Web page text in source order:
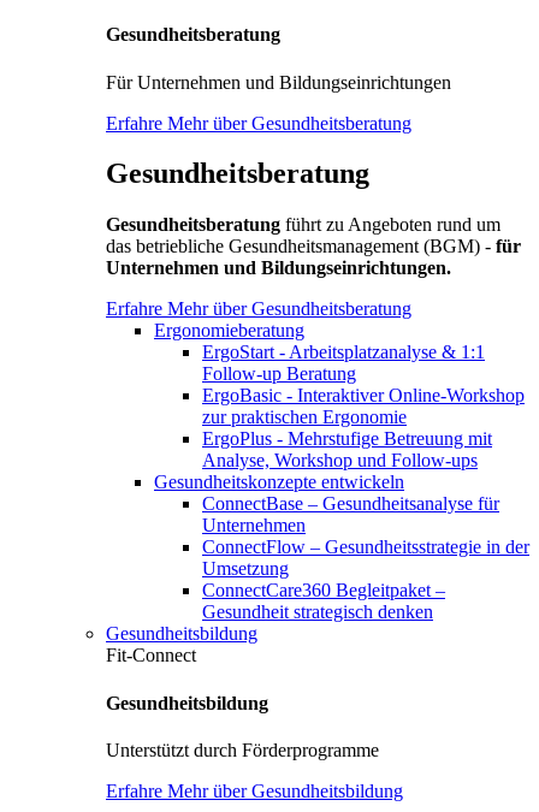
Gesundheitsberatung
Für Unternehmen und Bildungseinrichtungen
Erfahre Mehr über Gesundheitsberatung
Gesundheitsberatung
Gesundheitsberatung führt zu Angeboten rund um
das betriebliche Gesundheitsmanagement (BGM) - für
Unternehmen und Bildungseinrichtungen.
Erfahre Mehr über Gesundheitsberatung
Ergonomieberatung
ErgoStart - Arbeitsplatzanalyse & 1:1
Follow-up Beratung
ErgoBasic - Interaktiver Online-Workshop
zur praktischen Ergonomie
ErgoPlus - Mehrstufige Betreuung mit
Analyse, Workshop und Follow-ups
Gesundheitskonzepte entwickeln
ConnectBase – Gesundheitsanalyse für
Unternehmen
ConnectFlow – Gesundheitsstrategie in der
Umsetzung
ConnectCare360 Begleitpaket –
Gesundheit strategisch denken
Gesundheitsbildung
Fit-Connect
Gesundheitsbildung
Unterstützt durch Förderprogramme
Erfahre Mehr über Gesundheitsbildung